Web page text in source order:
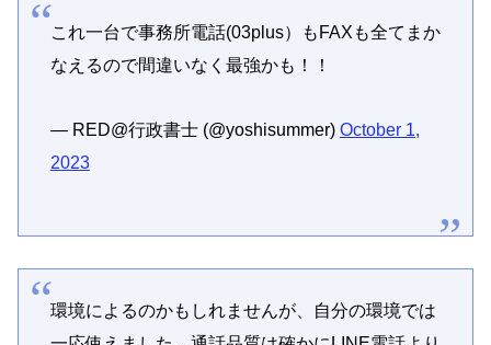
これ一台で事務所電話(03plus）もFAXも全てまか
なえるので間違いなく最強かも！！
— RED@行政書士 (@yoshisummer) October 1,
2023
環境によるのかもしれませんが、自分の環境では